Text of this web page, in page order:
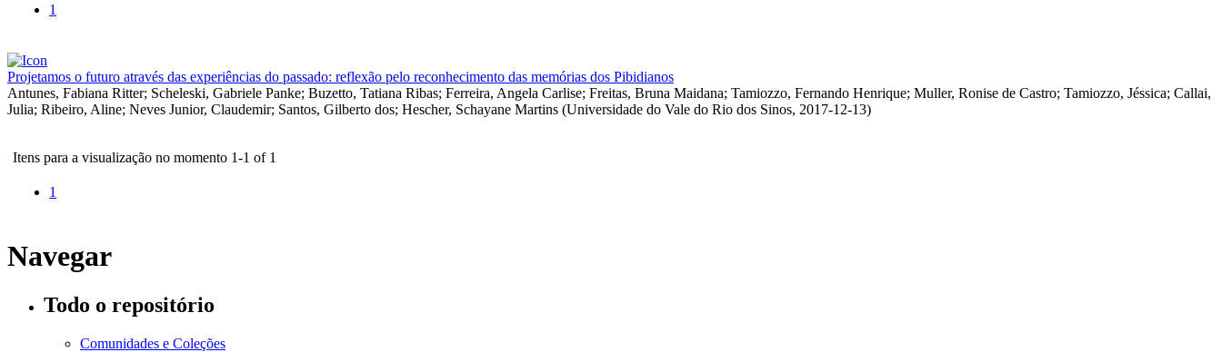
1
Projetamos o futuro através das experiências do passado: reflexão pelo reconhecimento das memórias dos Pibidianos
Antunes, Fabiana Ritter; Scheleski, Gabriele Panke; Buzetto, Tatiana Ribas; Ferreira, Angela Carlise; Freitas, Bruna Maidana; Tamiozzo, Fernando Henrique; Muller, Ronise de Castro; Tamiozzo, Jéssica; Callai,
Julia; Ribeiro, Aline; Neves Junior, Claudemir; Santos, Gilberto dos; Hescher, Schayane Martins (Universidade do Vale do Rio dos Sinos, 2017-12-13)
Itens para a visualização no momento 1-1 of 1
1
Navegar
Todo o repositório
Comunidades e Coleções